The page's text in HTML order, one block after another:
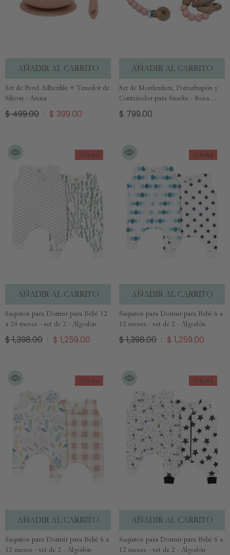
AÑADIR AL CARRITO
Set de Bowl Adherible + Tenedor de
Silicon - Arena
$ 499.00 $ 399.00
AÑADIR AL CARRITO
Set de Morderdera, Portachupón y
Contenedor para Snacks - Rosa
Pastel y Salvia
$ 799.00
Oferta
AÑADIR AL CARRITO
Saquitos para Dormir para Bebé 12
a 24 meses - set de 2 - Algodón
$ 1,398.00 $ 1,259.00
Oferta
AÑADIR AL CARRITO
Saquitos para Dormir para Bebé 6 a
12 meses - set de 2 - Algodón
$ 1,398.00 $ 1,259.00
Oferta
AÑADIR AL CARRITO
Saquitos para Dormir para Bebé 6 a
12 meses - set de 2 - Algodón
Oferta
AÑADIR AL CARRITO
Saquitos para Dormir para Bebé 6 a
12 meses - set de 2 - Algodón